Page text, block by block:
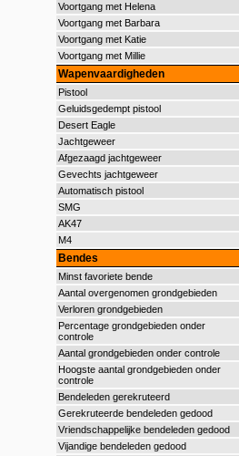
Voortgang met Helena
Voortgang met Barbara
Voortgang met Katie
Voortgang met Millie
Wapenvaardigheden
Pistool
Geluidsgedempt pistool
Desert Eagle
Jachtgeweer
Afgezaagd jachtgeweer
Gevechts jachtgeweer
Automatisch pistool
SMG
AK47
M4
Bendes
Minst favoriete bende
Aantal overgenomen grondgebieden
Verloren grondgebieden
Percentage grondgebieden onder
controle
Aantal grondgebieden onder controle
Hoogste aantal grondgebieden onder
controle
Bendeleden gerekruteerd
Gerekruteerde bendeleden gedood
Vriendschappelijke bendeleden gedood
Vijandige bendeleden gedood